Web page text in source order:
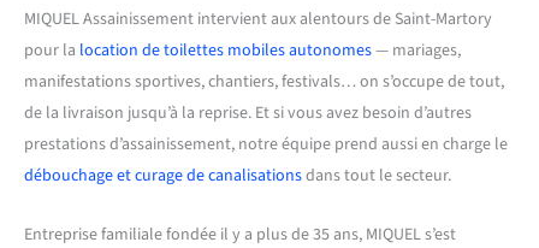
MIQUEL Assainissement intervient aux alentours de Saint-Martory
pour la location de toilettes mobiles autonomes— mariages,
manifestations sportives, chantiers, festivals… on s’occupe de tout,
de la livraison jusqu’à la reprise. Et si vous avez besoin d’autres
prestations d’assainissement, notre équipe prend aussi en charge le
débouchage et curage de canalisationsdans tout le secteur.
Entreprise familiale fondée il y a plus de 35 ans, MIQUEL s’est